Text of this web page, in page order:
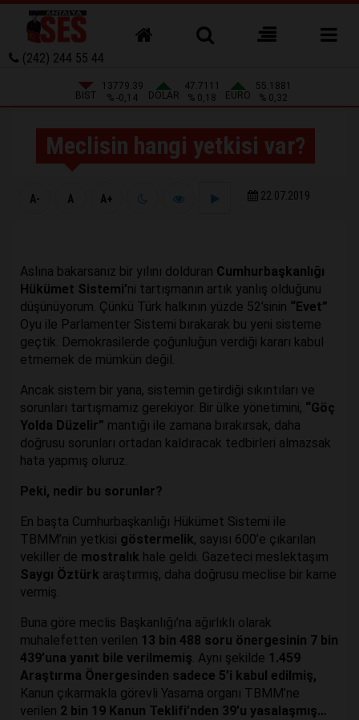
(242) 244 55 44
BIST
13779.39
% -0,14
DOLAR
47.7111
% 0,18
EURO
55.1881
% 0,32
Meclisin hangi yetkisi var?
A- A A+ 22.07.2019
Aslına bakarsanız bir yılını dolduran Cumhurbaşkanlığı
Hükümet Sistemi’ni tartışmanın artık yanlış olduğunu
düşünüyorum. Çünkü Türk halkının yüzde 52’sinin “Evet”
Oyu ile Parlamenter Sistemi bırakarak bu yeni sisteme
geçtik. Demokrasilerde çoğunluğun verdiği kararı kabul
etmemek de mümkün değil.
Ancak sistem bir yana, sistemin getirdiği sıkıntıları ve
sorunları tartışmamız gerekiyor. Bir ülke yönetimini, “Göç
Yolda Düzelir” mantığı ile zamana bırakırsak, daha
doğrusu sorunları ortadan kaldıracak tedbirleri almazsak
hata yapmış oluruz.
Peki, nedir bu sorunlar?
En başta Cumhurbaşkanlığı Hükümet Sistemi ile
TBMM’nin yetkisi göstermelik, sayısı 600’e çıkarılan
vekiller de mostralık hale geldi. Gazeteci meslektaşım
Saygı Öztürk araştırmış, daha doğrusu meclise bir karne
vermiş.
Buna göre meclis Başkanlığı’na ağırlıklı olarak
muhalefetten verilen 13 bin 488 soru önergesinin 7 bin
439’una yanıt bile verilmemiş. Aynı şekilde 1.459
Araştırma Önergesinden sadece 5’i kabul edilmiş,
Kanun çıkarmakla görevli Yasama organı TBMM’ne
verilen 2 bin 19 Kanun Teklifi’nden 39’u yasalaşmış…